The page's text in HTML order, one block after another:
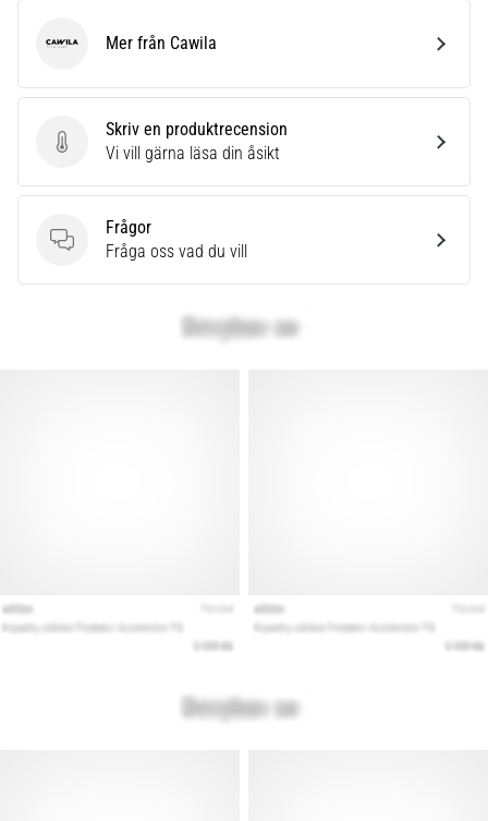
Skriv en produktrecension
Skriv en produktrecension
Vi vill gärna läsa din åsikt
Frågor
Frågor
Fråga oss vad du vill
Cawila Mer från Cawila